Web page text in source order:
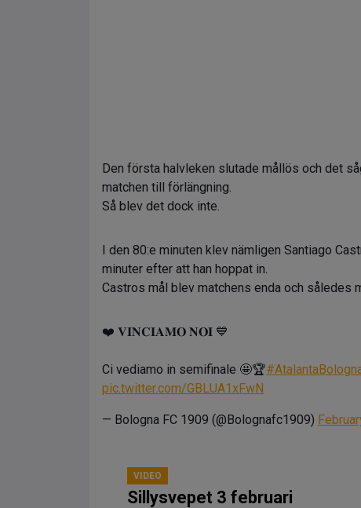
Den första halvleken slutade mållös och det
matchen till förlängning.
Så blev det dock inte.
I den 80:e minuten klev nämligen Santiago
minuter efter att han hoppat in.
Castros mål blev matchens enda och således
❤️ 𝐕𝐈𝐍𝐂𝐈𝐀𝐌𝐎 𝐍𝐎𝐈 💙
Ci vediamo in semifinale 🤩🏆
pic.twitter.com/GBLUA1xFwN
— Bologna FC 1909 (@Bolognafc1909)
VIDEO
Sillysvepet 3 februari